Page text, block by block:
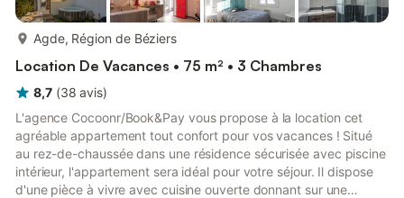
Agde, Région de Béziers
Location De Vacances • 75 m² • 3 Chambres
8,7 (38 avis)
L'agence Cocoonr/Book&Pay vous propose à la location cet
agréable appartement tout confort pour vos vacances ! Situé
au rez-de-chaussée dans une résidence sécurisée avec piscine
intérieur, l'appartement sera idéal pour votre séjour. Il dispose
d'une pièce à vivre avec cuisine ouverte donnant sur une